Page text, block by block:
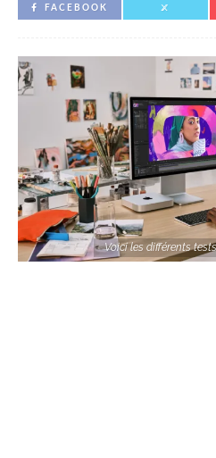
FACEBOOK
Voici les différents